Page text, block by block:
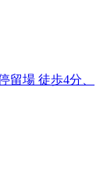
留場 徒歩4分、